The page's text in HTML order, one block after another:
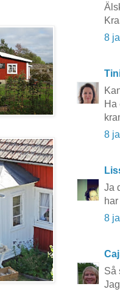
8
Ha
8
Ja
8
Så